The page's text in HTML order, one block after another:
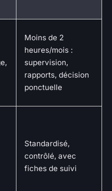
Moins de 2
heures/mois :
supervision,
rapports, décision
ponctuelle
Standardisé,
contrôlé, avec
fiches de suivi